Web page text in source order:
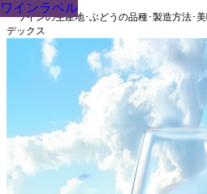
『ワインの生産地･ぶどうの品種･製造方法･
デックス
ワインラベル
ワインラベル
ワインラベル
ワインラベル
ワインラベル
ワインラベル
ワインラベル
ワインラベル
ワインラベル